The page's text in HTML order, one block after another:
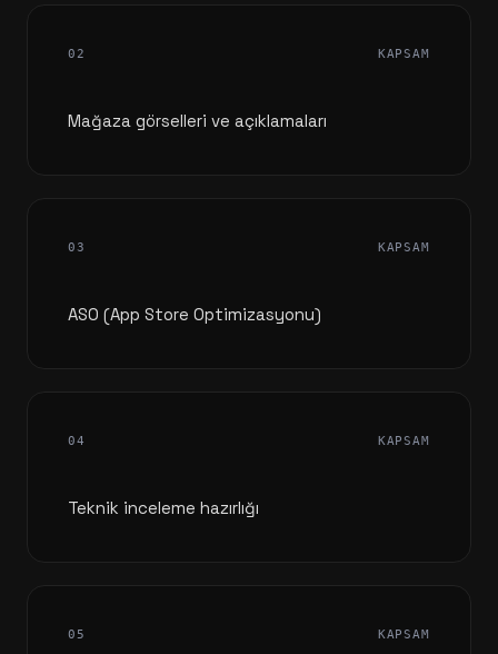
02 KAPSAM
Mağaza görselleri ve açıklamaları
03 KAPSAM
ASO (App Store Optimizasyonu)
04 KAPSAM
Teknik inceleme hazırlığı
05 KAPSAM